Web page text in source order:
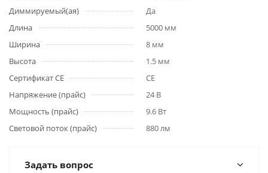
Диммируемый(ая)
Да
Длина
5000 мм
Ширина
8 мм
Высота
1.5 мм
Сертификат CE
CE
Напряжение (прайс)
24 В
Мощность (прайс)
9.6 Вт
Световой поток (прайс)
880 лм
Задать вопрос